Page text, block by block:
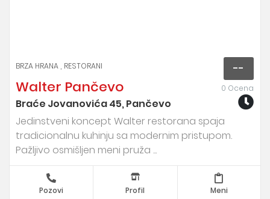
--
0 Ocena
BRZA HRANA RESTORANI
Walter Pančevo
Braće Jovanovića 45, Pančevo
Jedinstveni koncept Walter restorana spaja
tradicionalnu kuhinju sa modernim pristupom.
Pažljivo osmišljen meni pruža ...
Pozovi Profil Meni